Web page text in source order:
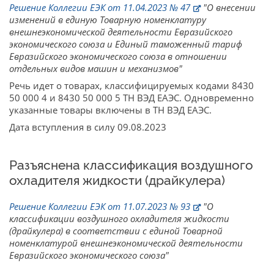
Решение Коллегии ЕЭК от 11.04.2023 № 47
"О внесении
изменений в единую Товарную номенклатуру
внешнеэкономической деятельности Евразийского
экономического союза и Единый таможенный тариф
Евразийского экономического союза в отношении
отдельных видов машин и механизмов"
Речь идет о товарах, классифицируемых кодами 8430
50 000 4 и 8430 50 000 5 ТН ВЭД ЕАЭС. Одновременно
указанные товары включены в ТН ВЭД ЕАЭС.
Дата вступления в силу 09.08.2023
Разъяснена классификация воздушного
охладителя жидкости (драйкулера)
Решение Коллегии ЕЭК от 11.07.2023 № 93
"О
классификации воздушного охладителя жидкости
(драйкулера) в соответствии с единой Товарной
номенклатурой внешнеэкономической деятельности
Евразийского экономического союза"